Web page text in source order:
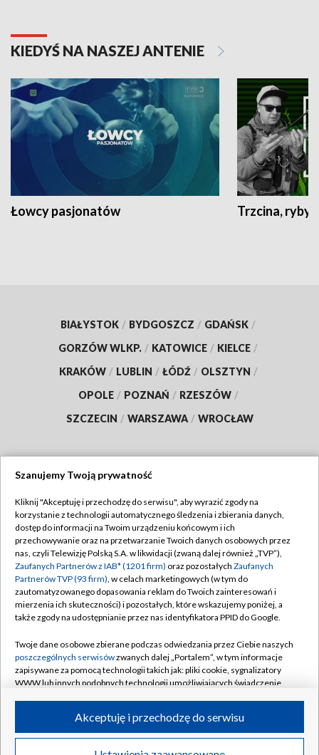
KIEDYŚ NA NASZEJ ANTENIE
Łowcy pasjonatów Trzcina, ryby
BIAŁYSTOK / BYDGOSZCZ / GDAŃSK /
GORZÓW WLKP. / KATOWICE / KIELCE /
KRAKÓW / LUBLIN / ŁÓDŹ / OLSZTYN /
OPOLE / POZNAŃ / RZESZÓW /
SZCZECIN / WARSZAWA / WROCŁAW
TVP
Abonament TVP
Emisja w TVP
Centrum informacji TVP
Naziemna Telewizja Cyfrowa
Rada Programowa
System NOS
Informacje o nadawcy
Program dla prasy
Regulamin TVP
Polityka prywatności
Moje zgody
Pomoc
Kontakt
Kanały
©2026 Telewizja Polska S.A. w likwidacji
Szanujemy Twoją prywatność
Kliknij "Akceptuję i przechodzę do serwisu", aby wyrazić zgody na
korzystanie z technologii automatycznego śledzenia i zbierania danych,
dostęp do informacji na Twoim urządzeniu końcowym i ich
przechowywanie oraz na przetwarzanie Twoich danych osobowych przez
nas, czyli Telewizję Polską S.A. w likwidacji (zwaną dalej również „TVP”),
Zaufanych Partnerów z IAB* (1201 firm) oraz pozostałych Zaufanych
Partnerów TVP (93 firm), w celach marketingowych (w tym do
zautomatyzowanego dopasowania reklam do Twoich zainteresowań i
mierzenia ich skuteczności) i pozostałych, które wskazujemy poniżej, a
także zgody na udostępnianie przez nas identyfikatora PPID do Google.
Twoje dane osobowe zbierane podczas odwiedzania przez Ciebie naszych
poszczególnych serwisówzwanych dalej „Portalem”, w tym informacje
zapisywane za pomocą technologii takich jak: pliki cookie, sygnalizatory
WWW lub innych podobnych technologii umożliwiających świadczenie
ruchu w Internecie.
Twoje dane osobowe zbierane podczas odwiedzania przez Ciebie
Akceptuję i przechodzę do serwisu